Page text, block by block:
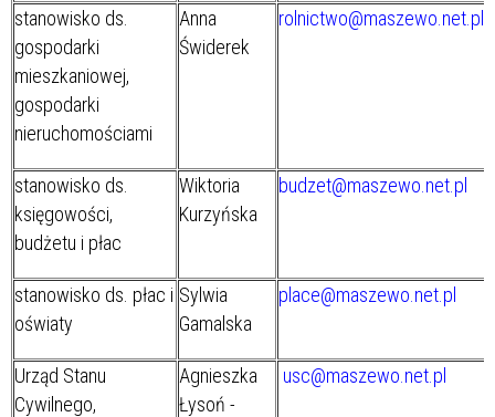
stanowisko ds.
gospodarki
mieszkaniowej,
gospodarki
nieruchomościami
Anna
Świderek
rolnictwo@maszewo.net.pl
stanowisko ds.
księgowości,
budżetu i płac
Wiktoria
Kurzyńska
budzet@maszewo.net.pl
stanowisko ds. płac i
oświaty
Sylwia
Gamalska
place@maszewo.net.pl
Urząd Stanu
Cywilnego,
Agnieszka
Łysoń -
usc@maszewo.net.pl